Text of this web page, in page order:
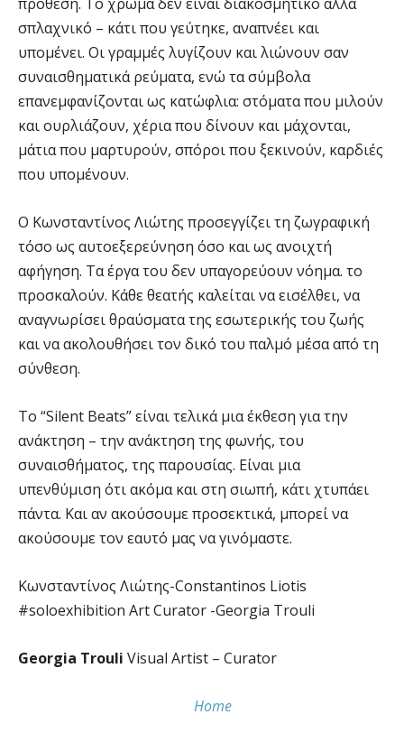
πρόθεση. Το χρώμα δεν είναι διακοσμητικό αλλά
σπλαχνικό – κάτι που γεύτηκε, αναπνέει και
υπομένει. Οι γραμμές λυγίζουν και λιώνουν σαν
συναισθηματικά ρεύματα, ενώ τα σύμβολα
επανεμφανίζονται ως κατώφλια: στόματα που μιλούν
και ουρλιάζουν, χέρια που δίνουν και μάχονται,
μάτια που μαρτυρούν, σπόροι που ξεκινούν, καρδιές
που υπομένουν.
Ο Κωνσταντίνος Λιώτης προσεγγίζει τη ζωγραφική
τόσο ως αυτοεξερεύνηση όσο και ως ανοιχτή
αφήγηση. Τα έργα του δεν υπαγορεύουν νόημα. το
προσκαλούν. Κάθε θεατής καλείται να εισέλθει, να
αναγνωρίσει θραύσματα της εσωτερικής του ζωής
και να ακολουθήσει τον δικό του παλμό μέσα από τη
σύνθεση.
Το “Silent Beats” είναι τελικά μια έκθεση για την
ανάκτηση – την ανάκτηση της φωνής, του
συναισθήματος, της παρουσίας. Είναι μια
υπενθύμιση ότι ακόμα και στη σιωπή, κάτι χτυπάει
πάντα. Και αν ακούσουμε προσεκτικά, μπορεί να
ακούσουμε τον εαυτό μας να γινόμαστε.
Kωνσταντίνος Λιώτης-Constantinos Liotis
#soloexhibition Art Curator -Georgia Trouli
Georgia Trouli Visual Artist – Curator
Home